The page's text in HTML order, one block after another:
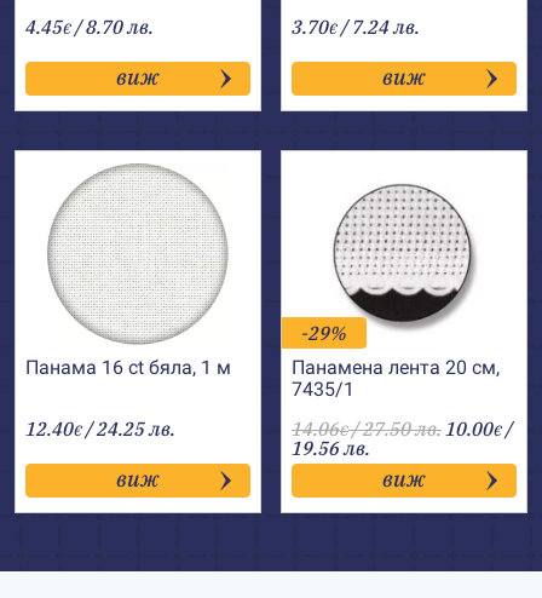
4.45€ / 8.70 лв.
виж
3.70€ / 7.24 лв.
виж
Панама 16 ct бяла, 1 м
12.40€ / 24.25 лв.
виж
-29%
Панамена лента 20 см,
7435/1
14.06€/ 27.50 лв.10.00€ /
19.56 лв.
виж